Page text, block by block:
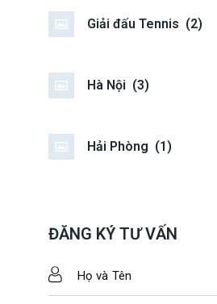
Giải đấu Tennis (2)
Hà Nội (3)
Hải Phòng (1)
ĐĂNG KÝ TƯ VẤN